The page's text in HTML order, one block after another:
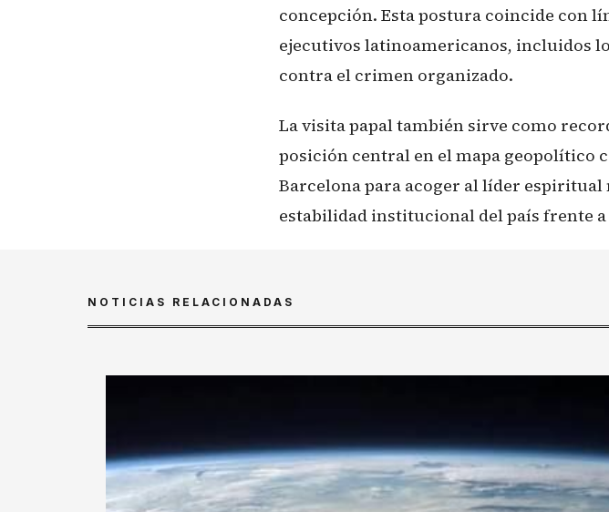
concepción. Esta postura coincide con
ejecutivos latinoamericanos, incluidos
contra el crimen organizado.
La visita papal también sirve como
posición central en el mapa geopolítico
Barcelona para acoger al líder
estabilidad institucional del país frente
NOTICIAS RELACIONADAS